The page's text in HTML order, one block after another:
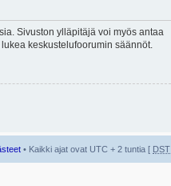
Sivuston ylläpitäjä voi myös antaa
keskustelufoorumin säännöt.
• Kaikki ajat ovat UTC + 2 tuntia [ DST